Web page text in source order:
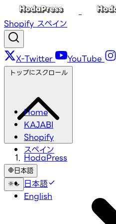
Shopify スペイン
X-Twitter YouTube
Home
KAJABI
Shopify
スペイン
日本語
日本語
English
トップにスクロール
HodaPress